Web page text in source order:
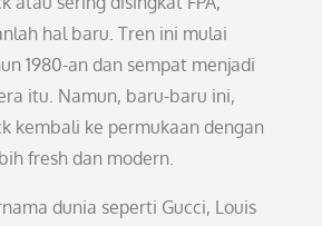
hal baru. Tren ini mulai
1980-an dan sempat menjadi
itu. Namun, baru-baru ini,
kembali ke permukaan dengan
fresh dan modern.
dunia seperti Gucci, Louis